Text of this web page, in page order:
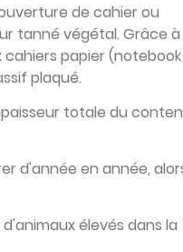
de cahier ou
tanné végétal. Grâce à
papier
plaqué.
totale du
d'année en année,
élevés dans la